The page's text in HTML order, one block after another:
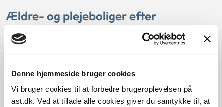
Denne hjemmeside bruger cookies
Vi bruger cookies til at forbedre brugeroplevelsen på
ast.dk. Ved at tillade alle cookies giver du samtykke til, at
Ældre- og plejeboliger efter
almenboligloven
Notatet indeholder bl.a. en beskrivelse af boligtyperne
beskriver vi, til hvem og hvordan der kan ske visitation til
sådanne boliger.